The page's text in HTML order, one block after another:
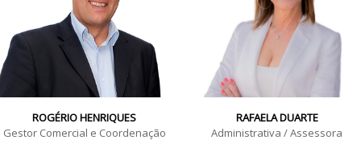
ROGÉRIO HENRIQUES
Gestor Comercial e Coordenação
RAFAELA DUARTE
Administrativa / Assessora